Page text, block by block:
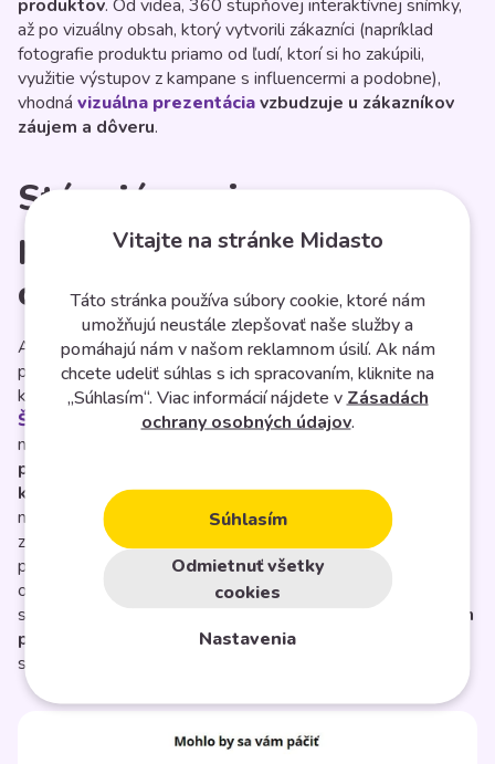
produktov. Od videa, 360 stupňovej interaktívnej snímky,
až po vizuálny obsah, ktorý vytvorili zákazníci (napríklad
fotografie produktu priamo od ľudí, ktorí si ho zakúpili,
využitie výstupov z kampane s influencermi a podobne),
vhodná vizuálna prezentáciavzbudzuje u zákazníkov
záujem a dôveru.
Stúpajúca miera
personalizácie v e-
commerce
Až 94 % spoločností tvrdí, že za svoj úspech vďačí
personalizácii. Prispôsobenie prostredia e-shopu
konkrétnemu používateľovi dokážu oceniť aj zákazníci.
Štúdia
ukázala, že vďaka vysoko personalizovaným
nákupným skúsenostiam je až
pravdepodobnejšie, že zákazníci vložia do košíka viac
kusov tovaru. Údaje, ktoré o svojich zákazníkoch máte,
môžete využiť na zjednodušenie ich nákupu, čo pomáha
zvýšiť
konverzný pomer
. Napríklad Amazon zasiela
produkty na najbližší sklad ešte predtým, než si ich zákazník
objedná (
anticipatory package shipping
shopov ale stačí
personalizácia v podobe odporúčaných
produktov,
personalizovaného obsahu alebo ponuky v e-
shope.
Vitajte na stránke Midasto
Táto stránka používa súbory cookie, ktoré nám
umožňujú neustále zlepšovať naše služby a
pomáhajú nám v našom reklamnom úsilí. Ak nám
chcete udeliť súhlas s ich spracovaním, kliknite na
„Súhlasím“. Viac informácií nájdete vZásadách
ochrany osobných údajov.
Súhlasím
Odmietnuť všetky
cookies
Nastavenia